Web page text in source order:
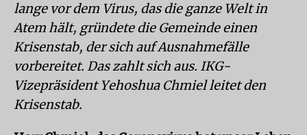
lange vor dem Virus, das die ganze Welt in
Atem hält, gründete die Gemeinde einen
Krisenstab, der sich auf Ausnahmefälle
vorbereitet. Das zahlt sich aus. IKG-
Vizepräsident Yehoshua Chmiel leitet den
Krisenstab.